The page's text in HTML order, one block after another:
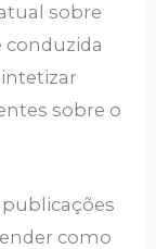
sobre
conduzida
sobre o
publicações
como